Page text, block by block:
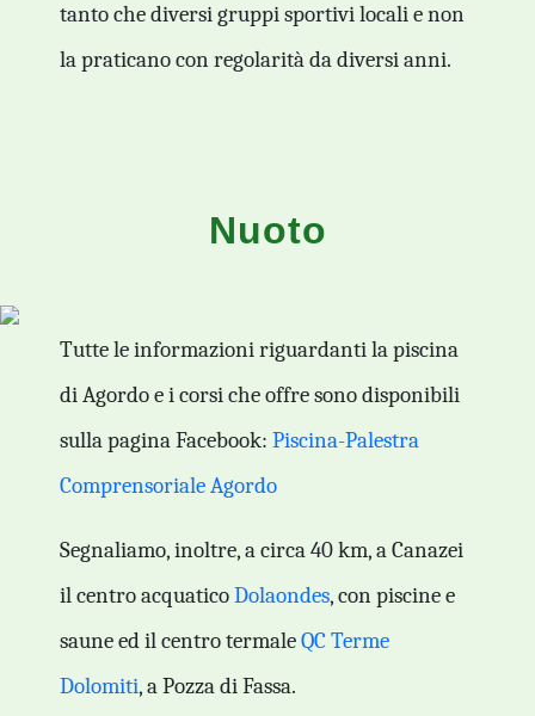
tanto che diversi gruppi sportivi locali e non
la praticano con regolarità da diversi anni.
Nuoto
Tutte le informazioni riguardanti la piscina
di Agordo e i corsi che offre sono disponibili
sulla pagina Facebook: Piscina-Palestra
Comprensoriale Agordo
Segnaliamo, inoltre, a circa 40 km, a Canazei
il centro acquaticoDolaondes, con piscine e
saune ed il centro termaleQC Terme
Dolomiti, a Pozza di Fassa.